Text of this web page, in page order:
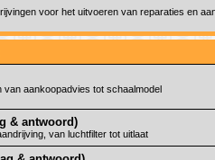
voor het uitvoeren van reparaties en
van aankoopadvies tot schaalmodel
& antwoord)
van luchtfilter tot uitlaat